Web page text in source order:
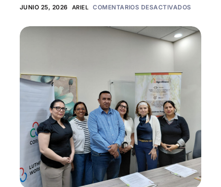
JUNIO 25, 2026 ARIEL COMENTARIOS DESACTIVADOS